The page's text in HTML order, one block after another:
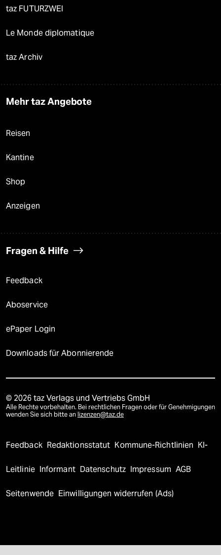
taz FUTURZWEI
Le Monde diplomatique
taz Archiv
Mehr taz Angebote
Reisen
Kantine
Shop
Anzeigen
Fragen & Hilfe
Feedback
Aboservice
ePaper Login
Downloads für Abonnierende
© 2026 taz Verlags und Vertriebs GmbH
Alle Rechte vorbehalten. Bei rechtlichen Fragen oder für Genehmigungen
wenden Sie sich bitte an lizenzen@taz.de
Feedback Redaktionsstatut Kommune-Richtlinien KI-
Leitlinie Informant Datenschutz Impressum AGB
Seitenwende Einwilligungen widerrufen (Ads)